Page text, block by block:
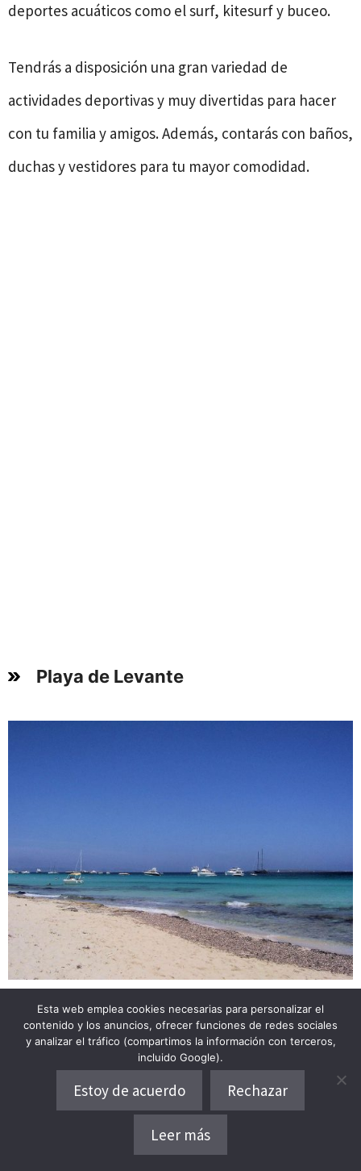
deportes acuáticos como el surf, kitesurf y buceo.
Tendrás a disposición una gran variedad de
actividades deportivas y muy divertidas para hacer
con tu familia y amigos. Además, contarás con baños,
duchas y vestidores para tu mayor comodidad.
Playa de Levante
Wikimedia Commons.
playa de levantees un auténtico paraíso para
disfrutar de tus vacaciones al lado de tus familiares y
amigos, siendo la más grande de toda Formentera
por sus más de 4km de longitud.
Esta web emplea cookies necesarias para personalizar el
contenido y los anuncios, ofrecer funciones de redes sociales
y analizar el tráfico (compartimos la información con terceros,
incluido Google).
Estoy de acuerdo Rechazar
Leer más